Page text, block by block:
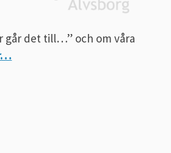
går det till…” och om våra